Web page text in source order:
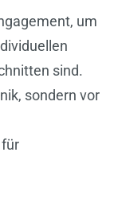
um
sind.
sondern vor